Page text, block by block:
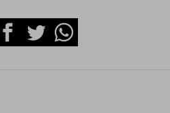
FacebookTwitterWhatsapp